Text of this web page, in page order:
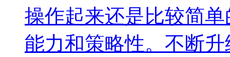
操作起来还是比较简
能力和策略性。不断